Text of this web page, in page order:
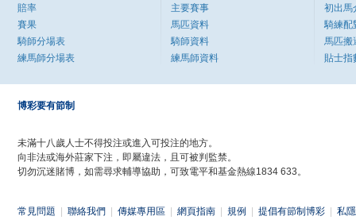
賠率
賽果
騎師分場表
練馬師分場表
主要賽事
馬匹資料
騎師資料
練馬師資料
初出馬
騎練配
馬匹搬
貼士指
博彩要有節制
未滿十八歲人士不得投注或進入可投注的地方。
向非法或海外莊家下注，即屬違法，且可被判監禁。
切勿沉迷賭博，如需尋求輔導協助，可致電平和基金熱線1834 633。
常見問題 聯絡我們 傳媒專用區 網頁指南 規例 提倡有節制博彩 私